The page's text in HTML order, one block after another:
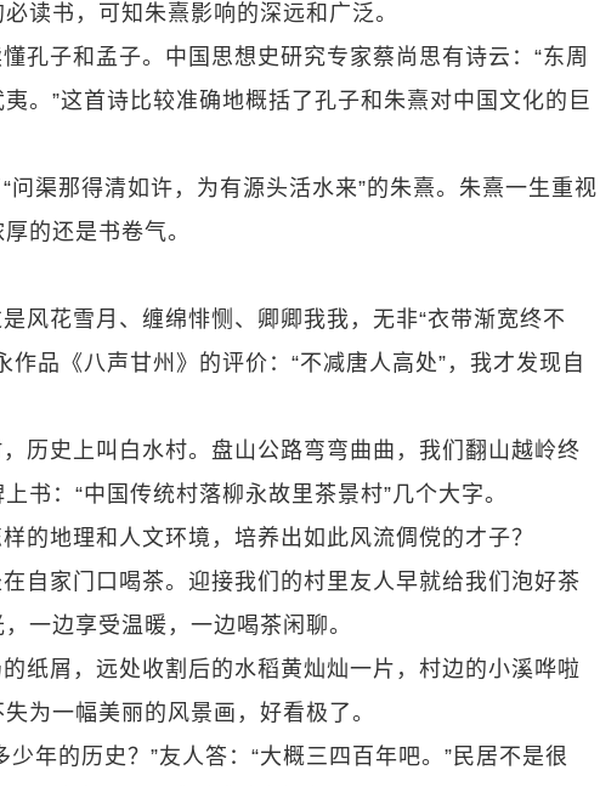
读书，可知朱熹影响的深远和广泛。
孔子和孟子。中国思想史研究专家蔡尚思有诗云：“东周
。”这首诗比较准确地概括了孔子和朱熹对中国文化的巨
渠那得清如许，为有源头活水来”的朱熹。朱熹一生重视
的还是书卷气。
风花雪月、缠绵悱恻、卿卿我我，无非“衣带渐宽终不
品《八声甘州》的评价：“不减唐人高处”，我才发现自
历史上叫白水村。盘山公路弯弯曲曲，我们翻山越岭终
书：“中国传统村落柳永故里茶景村”几个大字。
的地理和人文环境，培养出如此风流倜傥的才子？
自家门口喝茶。迎接我们的村里友人早就给我们泡好茶
一边享受温暖，一边喝茶闲聊。
纸屑，远处收割后的水稻黄灿灿一片，村边的小溪哗啦
为一幅美丽的风景画，好看极了。
年的历史？”友人答：“大概三四百年吧。”民居不是很